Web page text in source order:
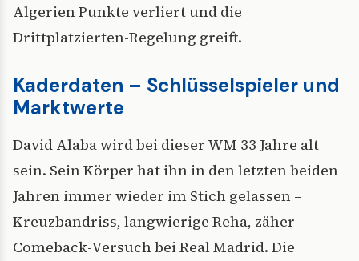
Algerien Punkte verliert und die
Drittplatzierten-Regelung greift.
Kaderdaten – Schlüsselspieler und
Marktwerte
David Alaba wird bei dieser WM 33 Jahre alt
sein. Sein Körper hat ihn in den letzten beiden
Jahren immer wieder im Stich gelassen –
Kreuzbandriss, langwierige Reha, zäher
Comeback-Versuch bei Real Madrid. Die